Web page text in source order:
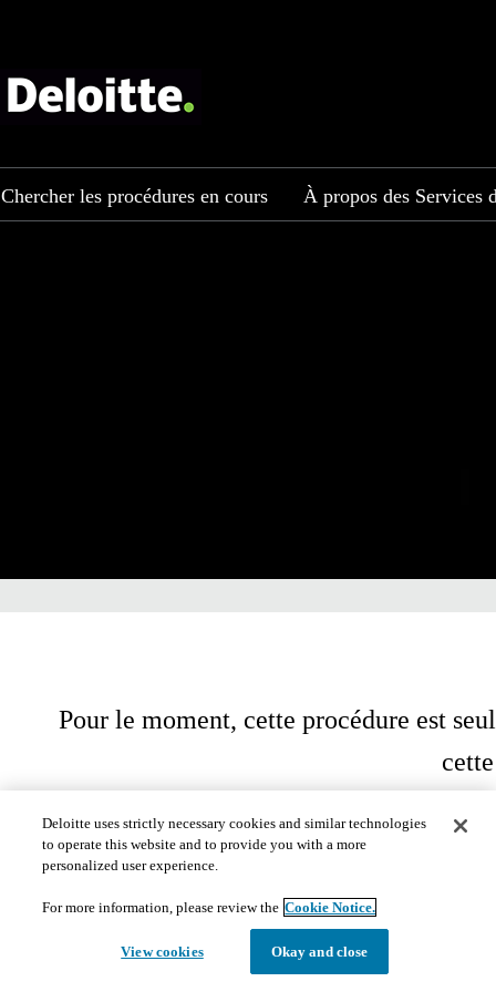
Chercher les procédures en cours À propos des Services
Pour le moment, cette procédure est
​​© 2020. Consultez lesconditions d'utilisationpour obtenir plus de
Deloitte uses strictly necessary cookies and similar technologies
to operate this website and to provide you with a more
personalized user experience.
For more information, please review the Cookie Notice.
View cookies Okay and close